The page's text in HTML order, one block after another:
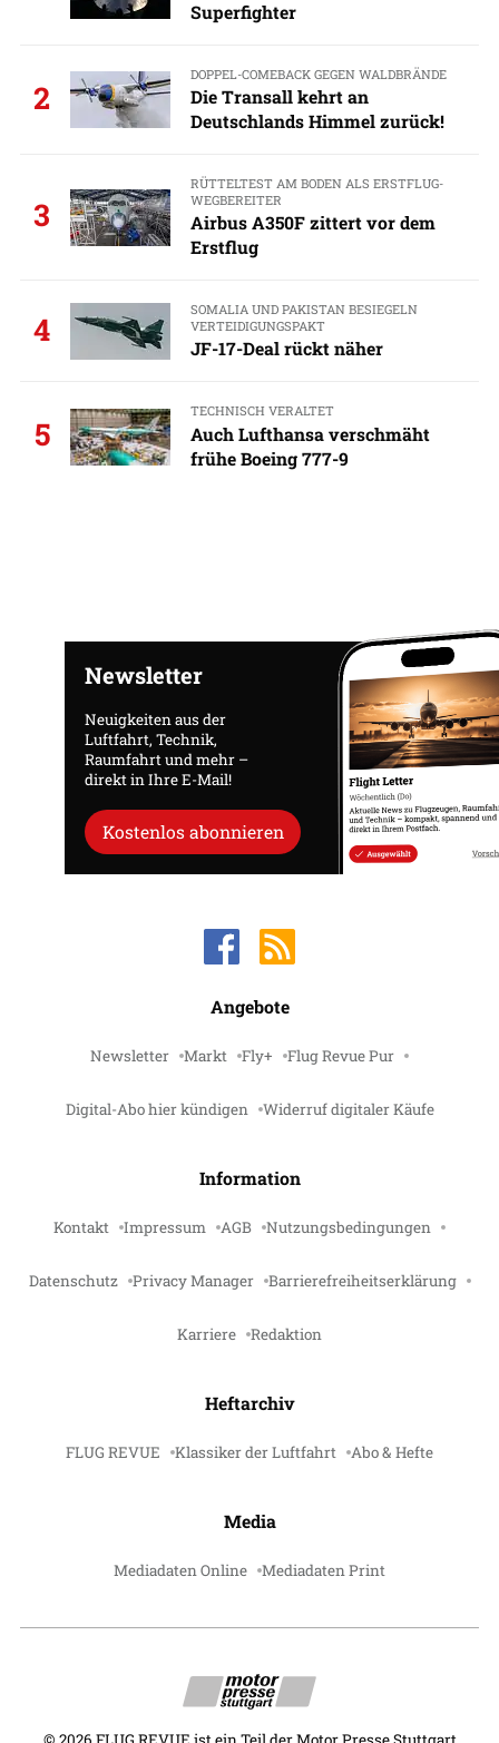
Superfighter
2
DOPPEL-COMEBACK GEGEN WALDBRÄNDE
Die Transall kehrt an
Deutschlands Himmel zurück!
3
RÜTTELTEST AM BODEN ALS ERSTFLUG-
WEGBEREITER
Airbus A350F zittert vor dem
Erstflug
4
SOMALIA UND PAKISTAN BESIEGELN
VERTEIDIGUNGSPAKT
JF-17-Deal rückt näher
5
TECHNISCH VERALTET
Auch Lufthansa verschmäht
frühe Boeing 777-9
Newsletter
Neuigkeiten aus der
Luftfahrt, Technik,
Raumfahrt und mehr –
direkt in Ihre E-Mail!
Kostenlos abonnieren
Angebote
Newsletter Markt Fly+ Flug Revue Pur
Digital-Abo hier kündigen Widerruf digitaler Käufe
Information
Kontakt Impressum AGB Nutzungsbedingungen
Datenschutz Privacy Manager Barrierefreiheitserklärung
Karriere Redaktion
Heftarchiv
FLUG REVUE Klassiker der Luftfahrt Abo & Hefte
Media
Mediadaten Online Mediadaten Print